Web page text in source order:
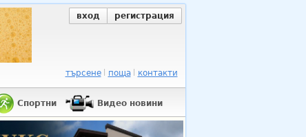
вход регистрация
търсене поща контакти
Спортни Видео новини